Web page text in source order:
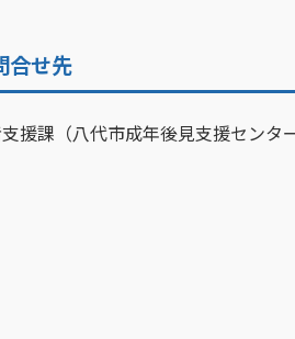
合せ先
援課（八代市成年後見支援センター